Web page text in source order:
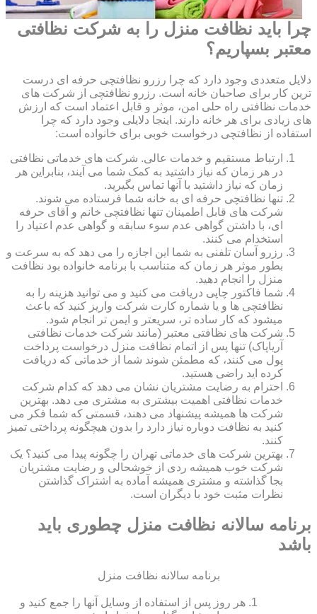
چرا باید نظافت منزل را به شرکت نظافتی
معتبر بسپاریم؟
دلایل متعددی وجود دارد که چرا رزرو نظافتچی حرفه ای درست
ترین کار برای صاحبان خانه است. رزرو نظافتچی از شرکت های
خدمات نظافتی راه حلی امن، موثر و قابل اعتماد است که ارزش
های زیادی برای هر خانه دارند. اینجا دلایلی وجود دارد که چرا
استفاده از نظافتچی درخواست خوبی برای خانواده است:
ارتباط مستقیم و خدمات عالی. شرکت های خدماتی نظافتی
در هر زمان که نیاز داشتید به کمک شما می آیند، بنابراین هر
زمان که نیاز داشتید با آنها تماس بگیرید.
تنها نظافتچی حرفه ای به خانه شما فرستاده می شوند.
شرکت های قابل اطمینان تنها نظافتچی خانم و آقای حرفه
ای، با داشتن گواهی عدم سوء سابقه و گواهی عدم اعتیاد را
استخدام می کنند.
رزرو آسان تلفنی به شما این اجازه را می دهد که به سرعت و
بطور موثر هر زمان که متناسب با برنامه خانواده بود نظافت
منزل را انجام دهید.
شما فاکتور چاپی دریافت می کنید و می توانید هزینه را به
نظافتچی ها و یا شماره کارت شرکت واریز کنید که باعث
میشود که کار ساده تر، سریعتر و ایمن تر انجام شود.
شرکت های نظافتی معتبر (مانند شرکت خدمات نظافتی
آریاپاک) تنها پس از اتمام نظافت منزل درخواست پرداخت
پول می کنند، که مطمئن شوند شما از خدماتی که دریافت
کرده اید راضی هستید.
احترام به رضایت مشتریان نشان می دهد که کدام شرکت
خدمات نظافتی اهمیت بیشتری به مشتری می دهد. بهترین
شرکت ها همیشه پیشنهاد می دهند، قسمتی که شما فکر می
کنید به نظافت دوباره نیاز دارد را بدون هیچگونه پرداختی تمیز
کنند.
بهترین شرکت های خدماتی تهران را چگونه پیدا می کنید؟ یک
شرکت خوب همیشه ردی از خوشحالی و رضایت مشتریان
بجا گذاشته و مشتری همیشه آماده به اشتراک گذاشتن
نظرات مثبت خود با دیگران است.
برنامه سالانه نظافت منزل چطوری باید
باشد
برنامه سالانه نظافت منزل
هر روز پس از استفاده از وسایل آنها را جمع کنید و